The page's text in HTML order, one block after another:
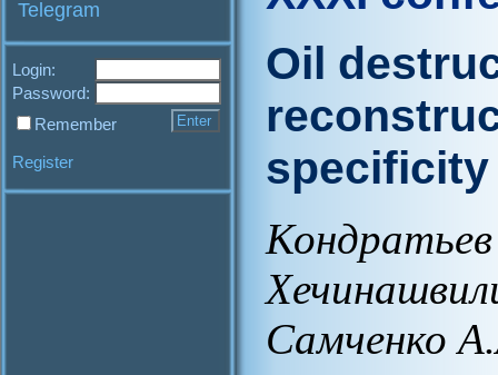
Telegram
Login:
Password:
Remember
Register
Oil
specificity
Самченко